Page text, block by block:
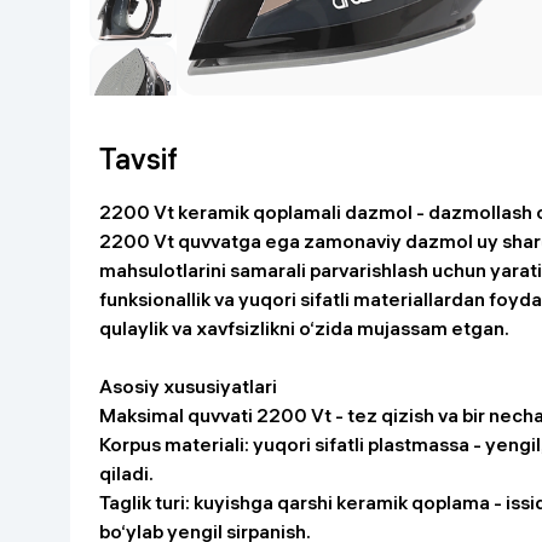
Go‘zallik va parvarish
Aqlli uy
Avtotovarlar
Bolalar buyumlari
Qurilish va ta'mirlash
Zargarlik mahsulotlari
Uy uchun tovarlar
Virtual haqiqat
Tavsif
2200 Vt keramik qoplamali dazmol - dazmollash
2200 Vt quvvatga ega zamonaviy dazmol uy
mahsulotlarini samarali parvarishlash uchun
funksionallik va yuqori sifatli materiallardan
qulaylik va xavfsizlikni o‘zida mujassam etgan.
Asosiy xususiyatlari
Maksimal quvvati 2200 Vt - tez qizish va bir
Korpus materiali: yuqori sifatli plastmassa -
qiladi.
Taglik turi: kuyishga qarshi keramik qoplama -
bo‘ylab yengil sirpanish.